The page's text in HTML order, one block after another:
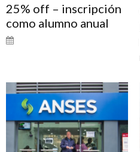
25% off – inscripción
como alumno anual